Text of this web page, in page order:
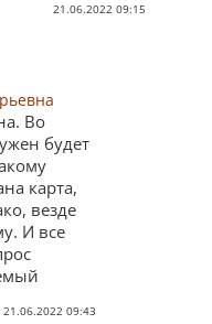
21.06.2022 09:15
Во
будет
карта,
везде
И все
21.06.2022 09:43